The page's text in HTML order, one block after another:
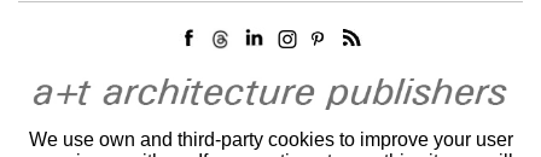
We use own and third-party cookies to improve your user